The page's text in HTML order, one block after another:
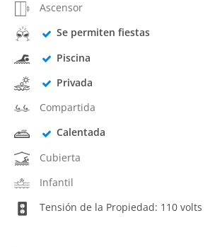
Ascensor
Se permiten fiestas
Piscina
Privada
Compartida
Calentada
Cubierta
Infantil
Tensión de la Propiedad: 110 volts